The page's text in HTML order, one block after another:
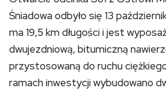
Śniadowa odbyło się 13
ma 19,5 km długości i jest
dwujezdniową, bitumiczną
przystosowaną do ruchu
ramach inwestycji wybudowano